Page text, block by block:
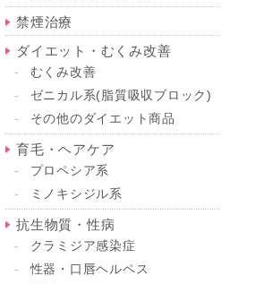
禁煙治療
ダイエット・むくみ改善
むくみ改善
ゼニカル系(脂質吸収ブロック)
その他のダイエット商品
育毛・ヘアケア
プロペシア系
ミノキシジル系
抗生物質・性病
クラミジア感染症
性器・口唇ヘルペス